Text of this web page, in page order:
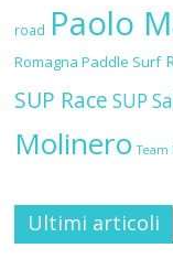
road Paolo
Romagna Paddle Surf
SUP Race SUP
Molinero Team
Ultimi articoli